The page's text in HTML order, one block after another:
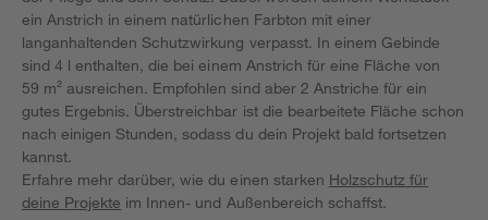
ein Anstrich in einem natürlichen Farbton mit einer
langanhaltenden Schutzwirkung verpasst. In einem Gebinde
sind 4 l enthalten, die bei einem Anstrich für eine Fläche von
59 m² ausreichen. Empfohlen sind aber 2 Anstriche für ein
gutes Ergebnis. Überstreichbar ist die bearbeitete Fläche schon
nach einigen Stunden, sodass du dein Projekt bald fortsetzen
kannst.
Erfahre mehr darüber, wie du einen starken Holzschutz für
deine Projekte im Innen- und Außenbereich schaffst.